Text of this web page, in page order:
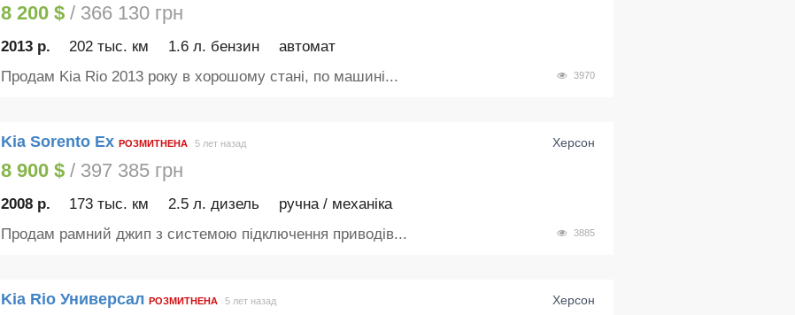
8 200 $/ 366 130 грн
2013 р. 202 тыс. км 1.6 л. бензин автомат
3970
Продам Kia Rio 2013 року в хорошому стані, по машині...
Kia Sorento Ex РОЗМИТНЕНА Херсон
5 лет назад
8 900 $/ 397 385 грн
2008 р. 173 тыс. км 2.5 л. дизель ручна / механіка
3885
Продам рамний джип з системою підключення приводів...
Kia Rio Универсал РОЗМИТНЕНА Херсон
5 лет назад